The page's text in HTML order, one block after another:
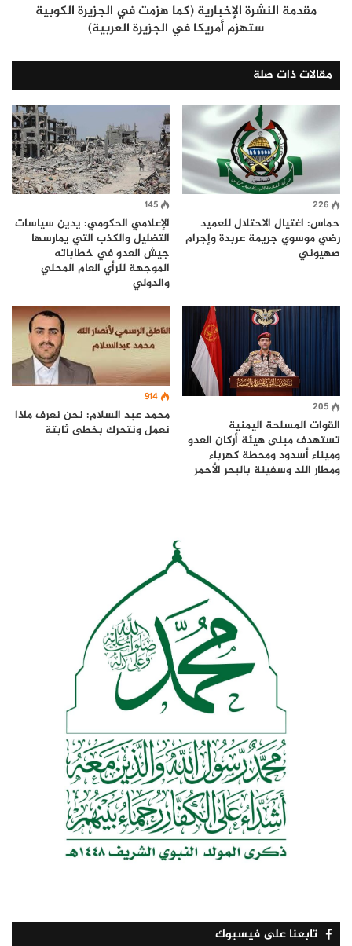
مقدمة النشرة الإخبارية (كما هزمت في الجزيرة الكوبية
ستهزم أمريكا في الجزيرة العربية)
مقالات ذات صلة
226
حماس: اغتيال الاحتلال للعميد
رضي موسوي جريمة عربدة وإجرام
صهيوني
145
الإعلامي الحكومي: يدين سياسات
التضليل والكذب التي يمارسها
جيش العدو في خطاباته
الموجهة للرأي العام المحلي
والدولي
205
القوات المسلحة اليمنية
تستهدف مبنى هيئة أركان العدو
وميناء أسدود ومحطة كهرباء
ومطار اللد وسفينة بالبحر الأحمر
914
محمد عبد السلام: نحن نعرف ماذا
نعمل ونتحرك بخطى ثابتة
تابعنا على فيسبوك